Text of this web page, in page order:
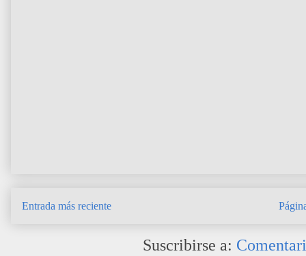
Entrada más reciente
Suscribirse a: